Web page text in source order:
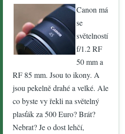
Canon má
se
světelností
f/1.2 RF
50 mm a
RF 85 mm. Jsou to ikony. A
jsou pekelně drahé a velké. Ale
co byste vy řekli na světelný
plasťák za 500 Euro? Brát?
Nebrat? Je o dost lehčí,